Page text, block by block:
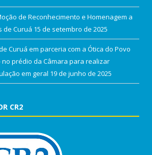
de Reconhecimento e Homenagem a
de Curuá 15 de setembro de 2025
Curuá em parceria com a Ótica do Povo
prédio da Câmara para realizar
em geral 19 de junho de 2025
CR2